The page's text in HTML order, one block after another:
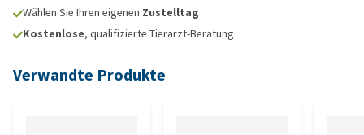
Wählen Sie Ihren eigenen Zustelltag
Kostenlose, qualifizierte Tierarzt-Beratung
Verwandte Produkte